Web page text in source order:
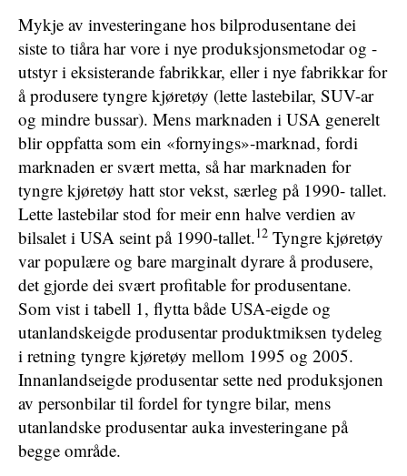
Mykje av investeringane hos bilprodusentane dei
siste to tiåra har vore i nye produksjonsmetodar og -
utstyr i eksisterande fabrikkar, eller i nye fabrikkar for
å produsere tyngre kjøretøy (lette lastebilar, SUV-ar
og mindre bussar). Mens marknaden i USA generelt
blir oppfatta som ein «fornyings»-marknad, fordi
marknaden er svært metta, så har marknaden for
tyngre kjøretøy hatt stor vekst, særleg på 1990- tallet.
Lette lastebilar stod for meir enn halve verdien av
bilsalet i USA seint på 1990-tallet.12 Tyngre kjøretøy
var populære og bare marginalt dyrare å produsere,
det gjorde dei svært profitable for produsentane.
Som vist i tabell 1, flytta både USA-eigde og
utanlandskeigde produsentar produktmiksen tydeleg
i retning tyngre kjøretøy mellom 1995 og 2005.
Innanlandseigde produsentar sette ned produksjonen
av personbilar til fordel for tyngre bilar, mens
utanlandske produsentar auka investeringane på
begge område.